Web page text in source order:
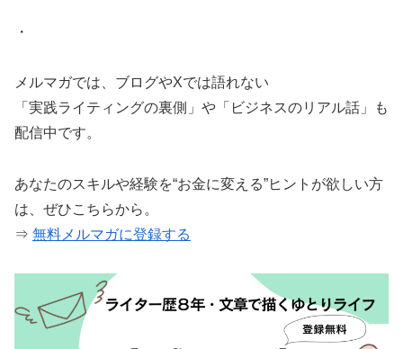
・
メルマガでは、ブログやXでは語れない
「実践ライティングの裏側」や「ビジネスのリアル話」も
配信中です。
あなたのスキルや経験を“お金に変える”ヒントが欲しい方
は、ぜひこちらから。
⇒ 無料メルマガに登録する